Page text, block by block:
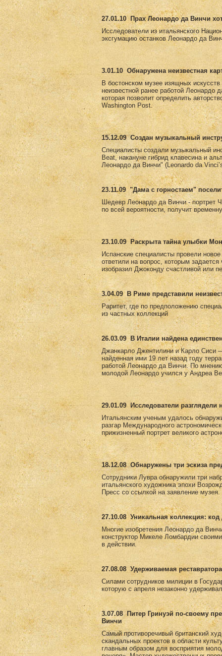
27.01.10
Прах Леонардо да Винчи
Исследователи из итальянского
эксгумацию останков Леонардо да
3.01.10 Обнаружена неизвестная
В бостонском музее изящных
неизвестной ранее работой Леонардо
которая позволит определить
Washington Post.
15.12.09 Создан музыкальный
Специалисты создали музыкальный
Beat, накануне гибрид клавесина и
Леонардо да Винчи" (Leonardo da
23.11.09 "Дама с горностаем"
Шедевр Леонардо да Винчи - портрет
по всей вероятности, получит
23.10.09
Раскрыта тайна улыбки
Испанские специалисты провели
ответили на вопрос, которым
изобразил Джоконду счастливой или
3.04.09 В Риме представили
Раритет, где по предположению
из частных коллекций
26.03.09
В Италии найдена
Джанкарло Джентилини и Карло Сиси
найденная ими 19 лет назад году
работой Леонардо да Винчи. По
молодой Леонардо учился у Андреа
29.01.09
Исследователи
Итальянским ученым удалось
разгар Международного
прижизненный портрет великого
18.12.08 Обнаружены три эскиза
Сотрудники Лувра обнаружили три
итальянского художника эпохи
Пресс со ссылкой на заявление музея.
27.10.08 Уникальная коллекция:
Многие изобретения Леонардо да
конструктор Микеле Ломбардии
в действии.
27.08.08 Удерживаемая
Силами сотрудников милиции в
которую с апреля незаконно
3.07.08
Питер Гринуэй по-своему
Винчи
Самый противоречивый британский
скандальных проектов в области
главным образом для восприятия